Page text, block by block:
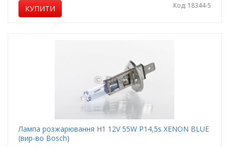
КУПИТИ Код: 18344-5
Лампа розжарювання H1 12V 55W P14,5s XENON BLUE
(вир-во Bosch)